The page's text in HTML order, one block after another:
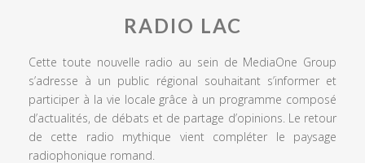
RADIO LAC
Cette toute nouvelle radio au sein de MediaOne Group
s’adresse à un public régional souhaitant s’informer et
participer à la vie locale grâce à un programme composé
d’actualités, de débats et de partage d’opinions. Le retour
de cette radio mythique vient compléter le paysage
radiophonique romand.